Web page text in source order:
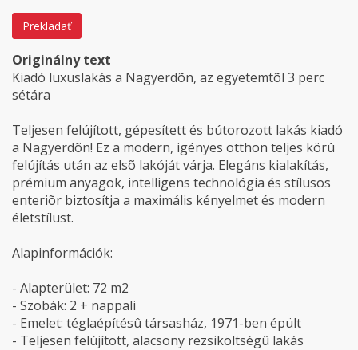
Prekladať
Originálny text
Kiadó luxuslakás a Nagyerdõn, az egyetemtõl 3 perc
sétára
Teljesen felújított, gépesített és bútorozott lakás kiadó
a Nagyerdõn! Ez a modern, igényes otthon teljes körû
felújítás után az elsõ lakóját várja. Elegáns kialakítás,
prémium anyagok, intelligens technológia és stílusos
enteriõr biztosítja a maximális kényelmet és modern
életstílust.
Alapinformációk:
- Alapterület: 72 m2
- Szobák: 2 + nappali
- Emelet: téglaépítésû társasház, 1971-ben épült
- Teljesen felújított, alacsony rezsiköltségû lakás